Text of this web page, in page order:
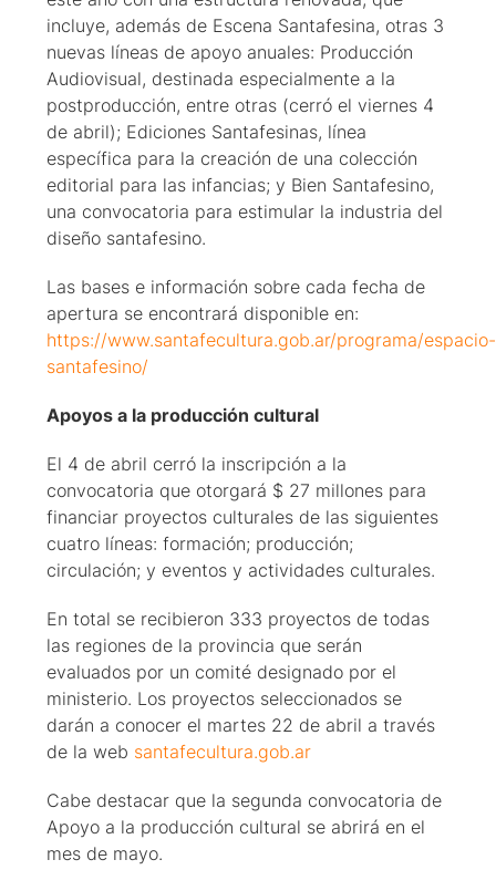
incluye, además de Escena Santafesina, otras 3
nuevas líneas de apoyo anuales: Producción
Audiovisual, destinada especialmente a la
postproducción, entre otras (cerró el viernes 4
de abril); Ediciones Santafesinas, línea
específica para la creación de una colección
editorial para las infancias; y Bien Santafesino,
una convocatoria para estimular la industria del
diseño santafesino.
Las bases e información sobre cada fecha de
apertura se encontrará disponible en:
https://www.santafecultura.gob.ar/programa/espacio-
santafesino/
Apoyos a la producción cultural
El 4 de abril cerró la inscripción a la
convocatoria que otorgará $ 27 millones para
financiar proyectos culturales de las siguientes
cuatro líneas: formación; producción;
circulación; y eventos y actividades culturales.
En total se recibieron 333 proyectos de todas
las regiones de la provincia que serán
evaluados por un comité designado por el
ministerio. Los proyectos seleccionados se
darán a conocer el martes 22 de abril a través
de la web santafecultura.gob.ar
Cabe destacar que la segunda convocatoria de
Apoyo a la producción cultural se abrirá en el
mes de mayo.